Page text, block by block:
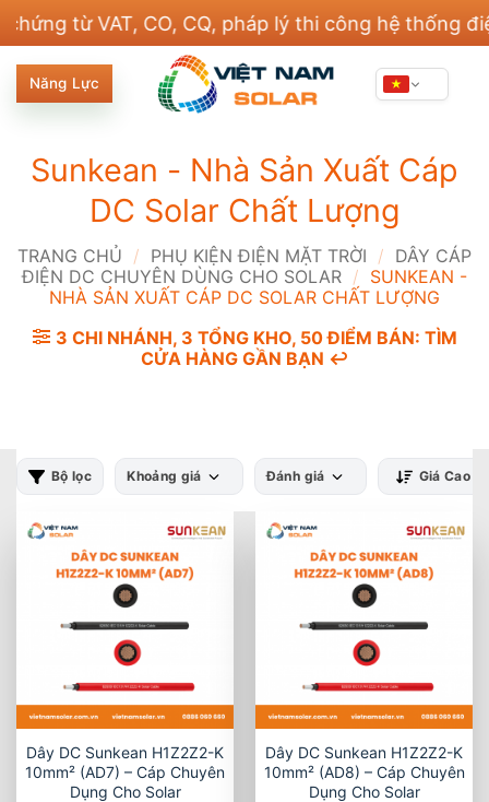
Bỏ
nội
dung
VAT, CO, CQ, pháp lý thi công hệ thống điện và
Năng Lực
Sunkean - Nhà Sản Xuất Cáp
DC Solar Chất Lượng
TRANG CHỦ / PHỤ KIỆN ĐIỆN MẶT TRỜI / DÂY CÁP
ĐIỆN DC CHUYÊN DÙNG CHO SOLAR / SUNKEAN -
NHÀ SẢN XUẤT CÁP DC SOLAR CHẤT LƯỢNG
3 CHI NHÁNH, 3 TỔNG KHO, 50 ĐIỂM BÁN: TÌM
CỬA HÀNG GẦN BẠN ↩️
Bộ lọc Khoảng giá Đánh giá Giá Cao -
Dây DC Sunkean H1Z2Z2-K
10mm² (AD7) – Cáp Chuyên
Dụng Cho Solar
Dây DC Sunkean H1Z2Z2-K
10mm² (AD8) – Cáp Chuyên
Dụng Cho Solar